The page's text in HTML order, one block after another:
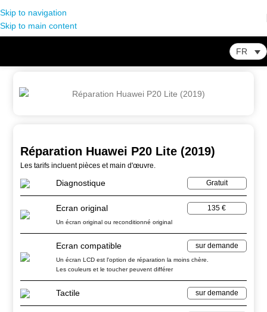
Skip to navigation
Skip to main content
FR
Réparation Huawei P20 Lite (2019)
Les tarifs incluent pièces et main d'œuvre.
Diagnostique Gratuit
Ecran original 135 €
Un écran original ou reconditionné original
Ecran compatible sur demande
Un écran LCD est l'option de réparation la moins chère.
Les couleurs et le toucher peuvent différer
Tactile sur demande